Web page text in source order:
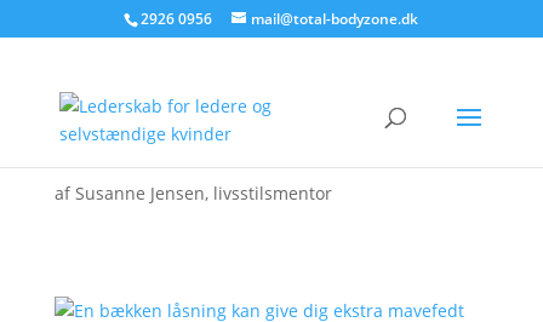
2926 0956 mail@total-bodyzone.dk
afSusanne Jensen, livsstilsmentor